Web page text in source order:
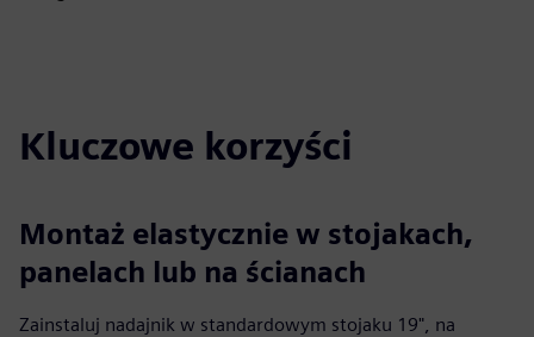
Kluczowe korzyści
Montaż elastycznie w stojakach,
panelach lub na ścianach
Zainstaluj nadajnik w standardowym stojaku 19", na